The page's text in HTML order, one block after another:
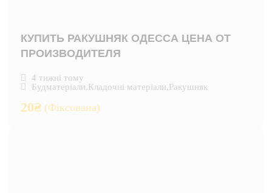
КУПИТЬ РАКУШНЯК ОДЕССА ЦЕНА ОТ
ПРОИЗВОДИТЕЛЯ
4 тижні тому
Будматеріали,Кладочні матеріали,Ракушняк
20₴ (Фіксована)